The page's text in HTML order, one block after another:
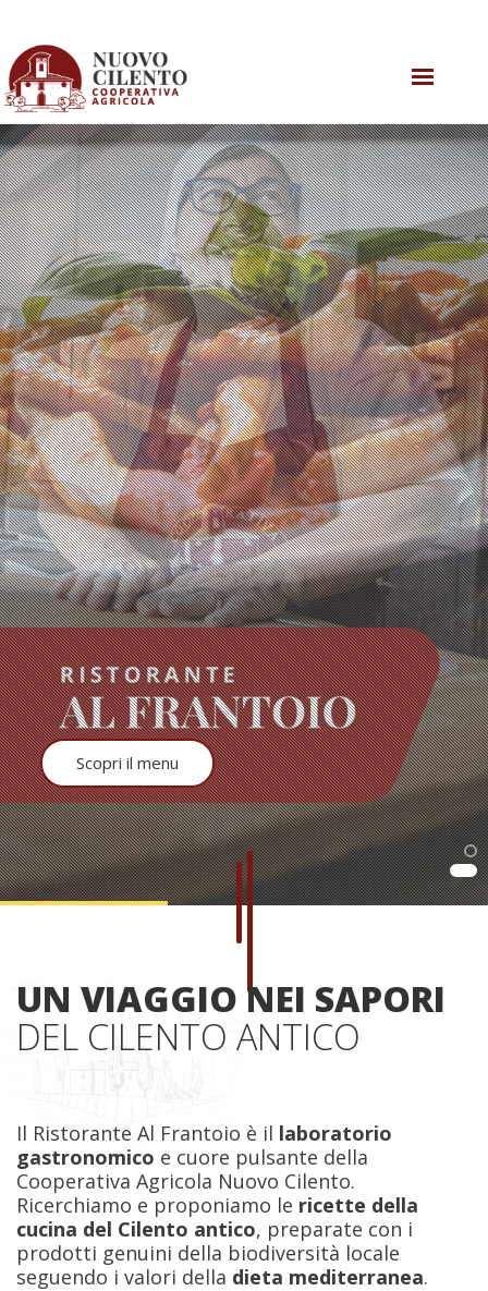
DALLA TERRA ALLA TAVOLA
RICETTE CILENTANE
MENU
TORNA ALLA HOME
VISITA LO SHOP
Scopri il menu
UN VIAGGIO NEI SAPORI
DEL CILENTO ANTICO
Il Ristorante Al Frantoio è il laboratorio
gastronomico e cuore pulsante della
Cooperativa Agricola Nuovo Cilento.
Ricerchiamo e proponiamo le ricette della
cucina del Cilento antico, preparate con i
prodotti genuini della biodiversità locale
seguendo i valori della dieta mediterranea.